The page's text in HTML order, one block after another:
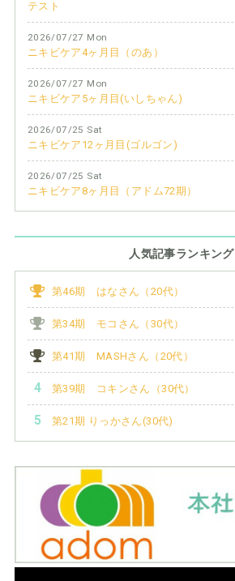
テスト
2026/07/27 Mon
ニキビケア4ヶ月目（のあ）
2026/07/27 Mon
ニキビケア5ヶ月目(いしちゃん)
2026/07/25 Sat
ニキビケア12ヶ月目(ゴルゴン)
2026/07/25 Sat
ニキビケア8ヶ月目（アドム72期）
人気記事ランキング
第46期 はなさん（20代）
第34期 モコさん（30代）
第41期 MASHさん（20代）
第39期 コキンさん（30代）
第21期 りっかさん(30代)